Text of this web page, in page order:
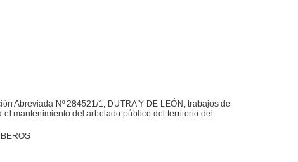
Abreviada Nº 284521/1, DUTRA Y DE LEÓN, trabajos de
mantenimiento del arbolado público del territorio del